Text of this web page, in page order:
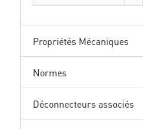
Propriétés Mécaniques
Normes
Déconnecteurs associés